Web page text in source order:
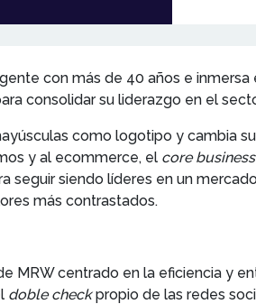
con más de 40 años e
consolidar su liderazgo en el
como logotipo y cambia su
y al ecommerce, el core business
seguir siendo líderes en un
más contrastados.
MRW centrado en la eficiencia y
doble checkpropio de las redes